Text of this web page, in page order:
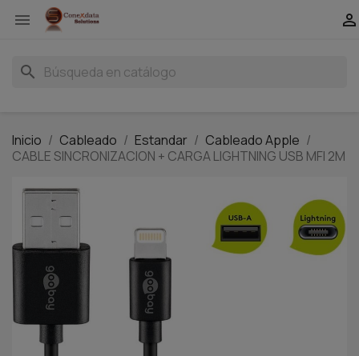
 
search
Inicio Cableado Estandar
Cableado Apple
CABLE SINCRONIZACION + CARGA LIGHTNING USB MFI 2M